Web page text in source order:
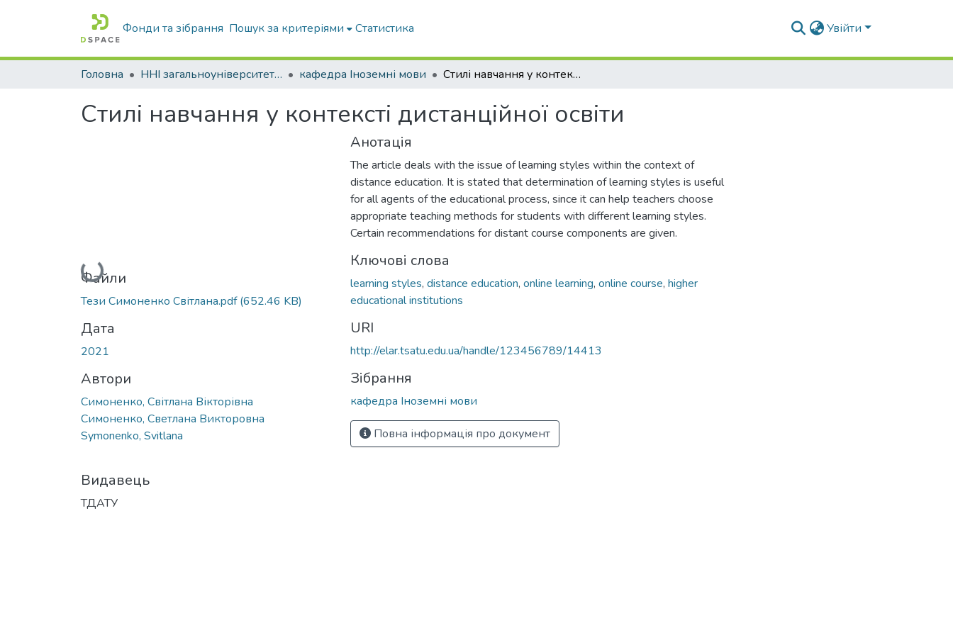
Фонди та зібрання Пошук за критеріями Статистика Увійти
Головна ННІ загальноуніверситетської підготовки кафедра Іноземні мови Стилі навчання у контексті дистанційної освіти
Стилі навчання у контексті дистанційної освіти
Вантажиться...
Файли
Тези Симоненко Світлана.pdf(652.46 KB)
Дата
2021
Автори
Симоненко, Світлана Вікторівна
Симоненко, Светлана Викторовна
Symonenko, Svitlana
Видавець
ТДАТУ
Анотація
The article deals with the issue of learning styles within the context of
distance education. It is stated that determination of learning styles is useful
for all agents of the educational process, since it can help teachers choose
appropriate teaching methods for students with different learning styles.
Certain recommendations for distant course components are given.
Ключові слова
learning styles, distance education, online learning, online course, higher
educational institutions
URI
http://elar.tsatu.edu.ua/handle/123456789/14413
Зібрання
кафедра Іноземні мови
Повна інформація про документ